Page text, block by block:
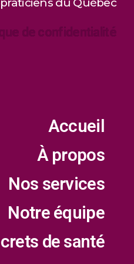
de confidentialité
Accueil
À propos
Nos services
Notre équipe
de santé